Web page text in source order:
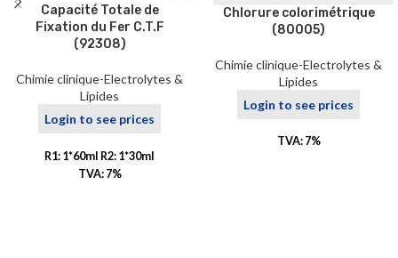
Capacité Totale de
Fixation du Fer C.T.F
(92308)
Chimie clinique-Electrolytes &
Lipides
Login to see prices
R1: 1*60ml R2: 1*30ml
TVA: 7%
Chlorure colorimétrique
(80005)
Chimie clinique-Electrolytes &
Lipides
Login to see prices
TVA: 7%